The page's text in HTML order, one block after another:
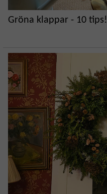
Gröna klappar - 10 tips!